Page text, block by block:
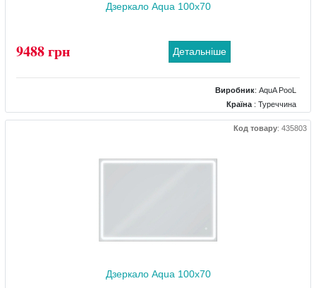
Дзеркало Aqua 100x70
9488 грн Детальніше
Виробник: AquA PooL
Країна : Туреччина
Колір: Чорний
Розміри: 1000x700
підсвічування, сенсор торкання
Код товару: 435803
Дзеркало Aqua 100x70